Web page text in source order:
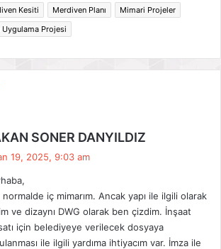
Kesiti Merdiven Planı
Mimari Projeler
Uygulama Projesi
SONER DANYILDIZ
k
i
:
19, 2025, 9:03 am
normalde iç mimarım. Ancak yapı ile ilgili olarak
ve dizaynı DWG olarak ben çizdim. İnşaat
için belediyeye verilecek dosyaya
ile ilgili yardıma ihtiyacım var. İmza ile